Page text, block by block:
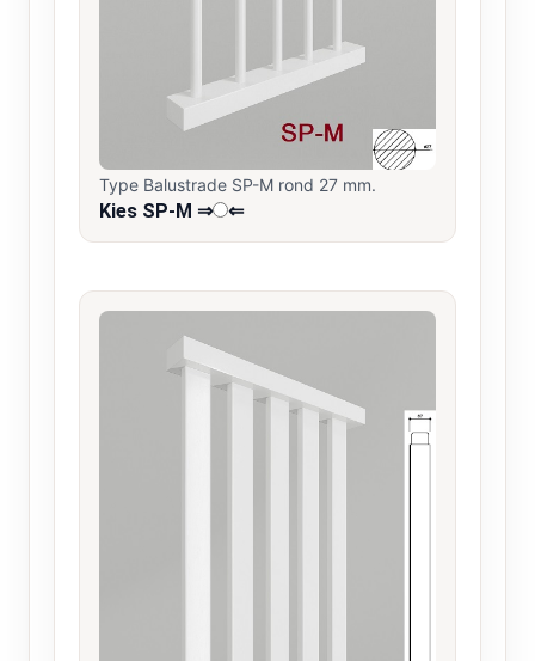
Type Balustrade SP-M rond 27 mm.
Kies SP-M ⇒ ⇐